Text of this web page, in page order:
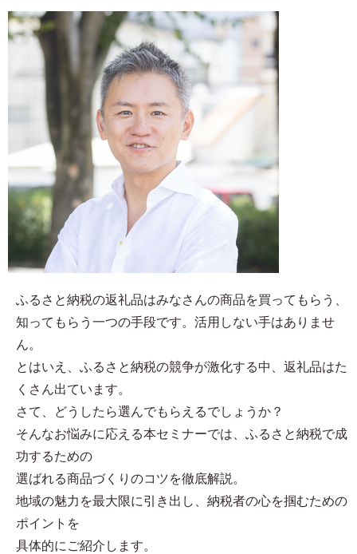
ふるさと納税の返礼品はみなさんの商品を買ってもらう、
知ってもらう一つの手段です。活用しない手はありませ
ん。
とはいえ、ふるさと納税の競争が激化する中、返礼品はた
くさん出ています。
さて、どうしたら選んでもらえるでしょうか？
そんなお悩みに応える本セミナーでは、ふるさと納税で成
功するための
選ばれる商品づくりのコツを徹底解説。
地域の魅力を最大限に引き出し、納税者の心を掴むための
ポイントを
具体的にご紹介します。